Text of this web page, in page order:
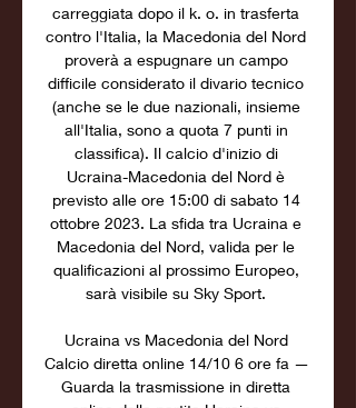
carreggiata dopo il k. o. in trasferta
contro l'Italia, la Macedonia del Nord
proverà a espugnare un campo
difficile considerato il divario tecnico
(anche se le due nazionali, insieme
all'Italia, sono a quota 7 punti in
classifica). Il calcio d'inizio di
Ucraina-Macedonia del Nord è
previsto alle ore 15:00 di sabato 14
ottobre 2023. La sfida tra Ucraina e
Macedonia del Nord, valida per le
qualificazioni al prossimo Europeo,
sarà visibile su Sky Sport.
Ucraina vs Macedonia del Nord
Calcio diretta online 14/10 6 ore fa —
Guarda la trasmissione in diretta